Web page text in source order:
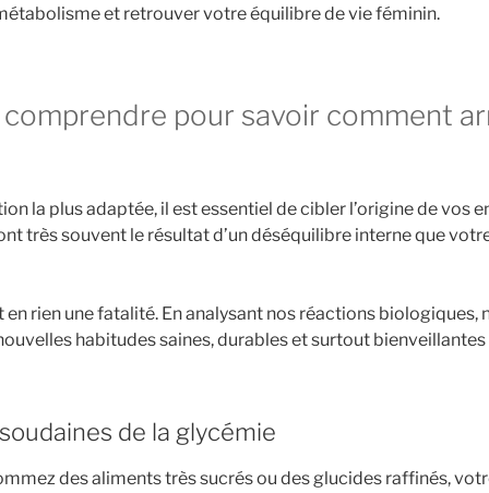
et retrouver votre équilibre de vie féminin.
comprendre pour savoir comment
la plus adaptée, il est essentiel de cibler l’origine de vos
très souvent le résultat d’un déséquilibre interne que
en rien une fatalité. En analysant nos réactions biologiques,
habitudes saines, durables et surtout
de la glycémie
des aliments très sucrés ou des glucides raffinés,